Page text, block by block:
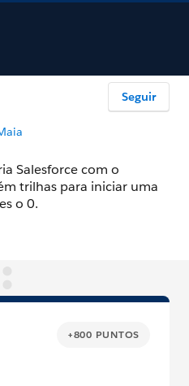
Seguir
+800 PUNTOS